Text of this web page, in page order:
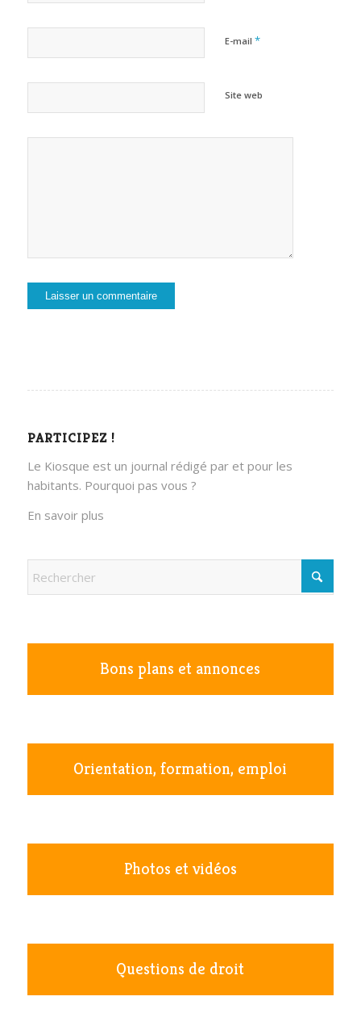
E-mail *
Site web
PARTICIPEZ !
Le Kiosque est un journal rédigé par et pour les
habitants. Pourquoi pas vous ?
En savoir plus
Bons plans et annonces
Orientation, formation, emploi
Photos et vidéos
Questions de droit